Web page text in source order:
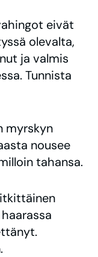
eivät
olevalta,
ja valmis
Tunnista
myrskyn
nousee
tahansa.